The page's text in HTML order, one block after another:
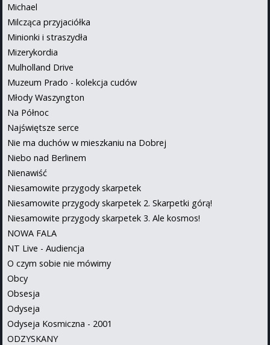
Michael
Milcząca przyjaciółka
Minionki i straszydła
Mizerykordia
Mulholland Drive
Muzeum Prado - kolekcja cudów
Młody Waszyngton
Na Północ
Najświętsze serce
Nie ma duchów w mieszkaniu na Dobrej
Niebo nad Berlinem
Nienawiść
Niesamowite przygody skarpetek
Niesamowite przygody skarpetek 2. Skarpetki górą!
Niesamowite przygody skarpetek 3. Ale kosmos!
NOWA FALA
NT Live - Audiencja
O czym sobie nie mówimy
Obcy
Obsesja
Odyseja
Odyseja Kosmiczna - 2001
ODZYSKANY